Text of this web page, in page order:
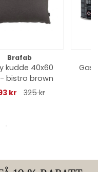
Brafab
kudde 40x60
bistro brown
kr
325 kr